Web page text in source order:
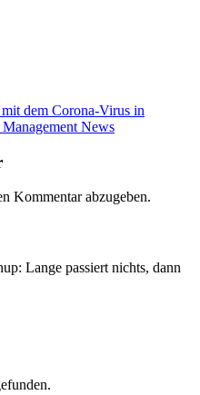
dem Corona-Virus in
News
Kommentar abzugeben.
Lange passiert nichts, dann